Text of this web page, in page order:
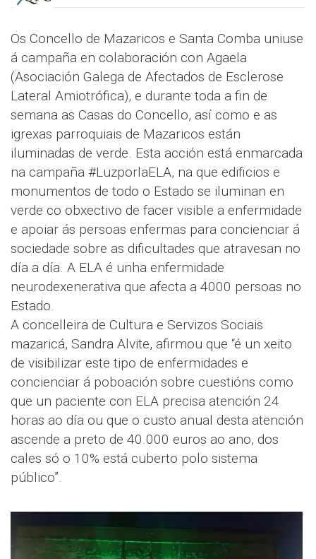
Os Concello de Mazaricos e Santa Comba uniuse
á campaña en colaboración con Agaela
(Asociación Galega de Afectados de Esclerose
Lateral Amiotrófica), e durante toda a fin de
semana as Casas do Concello, así como e as
igrexas parroquiais de Mazaricos están
iluminadas de verde. Esta acción está enmarcada
na campaña #LuzporlaELA, na que edificios e
monumentos de todo o Estado se iluminan en
verde co obxectivo de facer visible a enfermidade
e apoiar ás persoas enfermas para concienciar á
sociedade sobre as dificultades que atravesan no
día a día. A ELA é unha enfermidade
neurodexenerativa que afecta a 4000 persoas no
Estado.
A concelleira de Cultura e Servizos Sociais
mazaricá, Sandra Alvite, afirmou que “é un xeito
de visibilizar este tipo de enfermidades e
concienciar á poboación sobre cuestións como
que un paciente con ELA precisa atención 24
horas ao día ou que o custo anual desta atención
ascende a preto de 40.000 euros ao ano, dos
cales só o 10% está cuberto polo sistema
público”.